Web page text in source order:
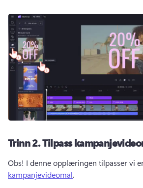
Trinn 2.Tilpass
Obs! I denne opplæringen tilpasser vi
kampanjevideomal.